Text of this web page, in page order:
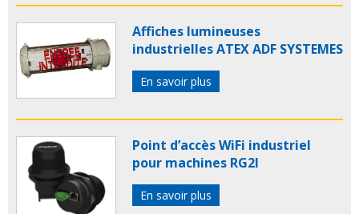
Affiches lumineuses
industrielles ATEX ADF SYSTEMES
En savoir plus
Point d’accès WiFi industriel
pour machines RG2I
En savoir plus